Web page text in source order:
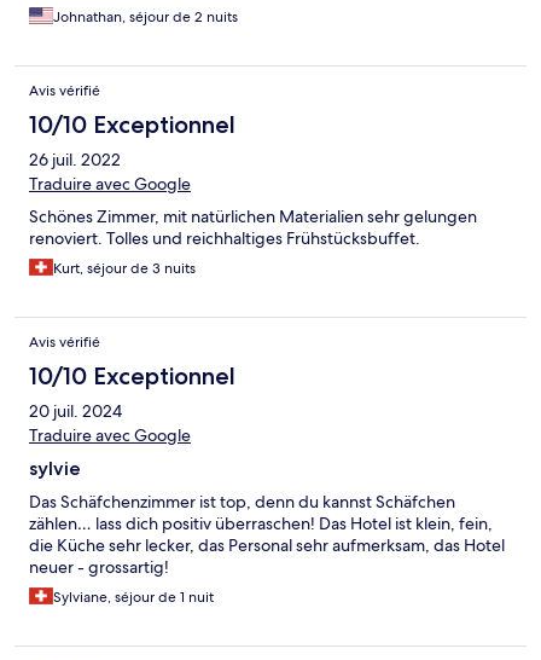
Johnathan, séjour de 2 nuits
Avis vérifié
10/10 Exceptionnel
26 juil. 2022
Traduire avec Google
Schönes Zimmer, mit natürlichen Materialien sehr gelungen
renoviert. Tolles und reichhaltiges Frühstücksbuffet.
Kurt, séjour de 3 nuits
Avis vérifié
10/10 Exceptionnel
20 juil. 2024
Traduire avec Google
sylvie
Das Schäfchenzimmer ist top, denn du kannst Schäfchen
zählen… lass dich positiv überraschen! Das Hotel ist klein, fein,
die Küche sehr lecker, das Personal sehr aufmerksam, das Hotel
neuer - grossartig!
Sylviane, séjour de 1 nuit